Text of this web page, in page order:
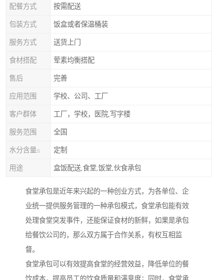
配餐方式 按需配送
包装方式 饭盒或者保温桶装
服务方式 送货上门
食材搭配 荤素均衡搭配
售后 完善
应用范围 学校、公司、工厂
客户群体 工厂，学校，医院,写字楼
服务范围 全国
水分含量≤ 定制
用途 盒饭配送,食堂,饭堂,伙食承包
食堂承包是近年来兴起的一种创业方式，为各单位、企
业统一提供服务管理的一种承包模式，食堂承包能有效
处理食堂突发事件，还能保证食材的新鲜，如果是承包
给餐饮公司的，那么双方属于合作关系，有权互相监
督。
食堂承包可以有效提高食堂的经营效益，降低单位的餐